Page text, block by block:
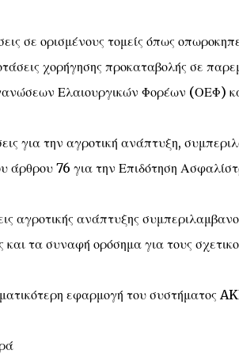
σε ορισμένους τομείς όπως
χορήγησης προκαταβολής σε
Ελαιουργικών Φορέων (ΟΕΦ)
για την αγροτική ανάπτυξη,
άρθρου 76 για την Επιδότηση
αγροτικής ανάπτυξης
και τα συναφή ορόσημα για τους
εφαρμογή του συστήματος